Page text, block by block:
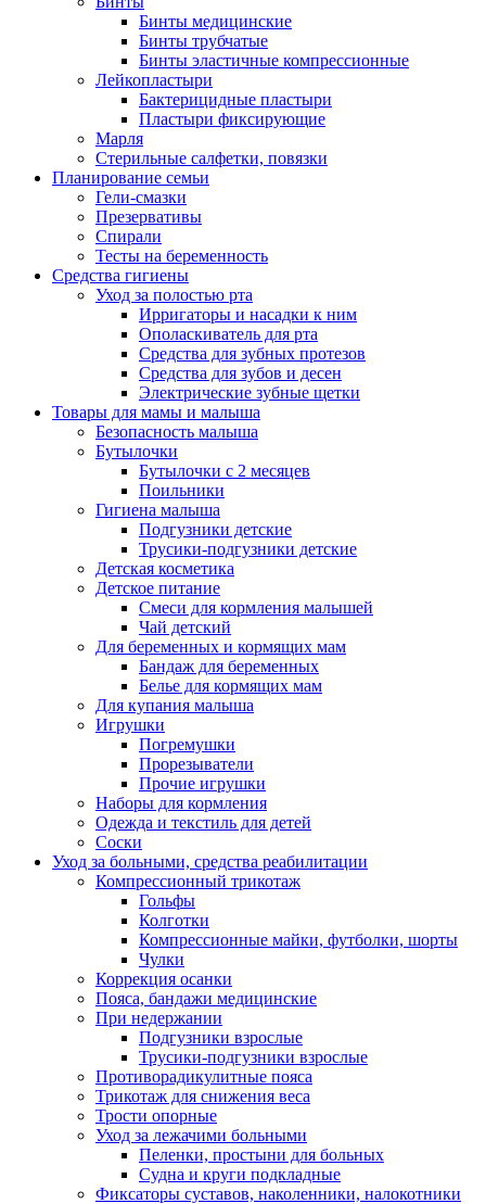
Бинты медицинские
Бинты трубчатые
Бинты эластичные компрессионные
Лейкопластыри
Бактерицидные пластыри
Пластыри фиксирующие
Марля
Стерильные салфетки, повязки
Планирование семьи
Гели-смазки
Презервативы
Спирали
Тесты на беременность
Средства гигиены
Уход за полостью рта
Ирригаторы и насадки к ним
Ополаскиватель для рта
Средства для зубных протезов
Средства для зубов и десен
Электрические зубные щетки
Товары для мамы и малыша
Безопасность малыша
Бутылочки
Бутылочки с 2 месяцев
Поильники
Гигиена малыша
Подгузники детские
Трусики-подгузники детские
Детская косметика
Детское питание
Смеси для кормления малышей
Чай детский
Для беременных и кормящих мам
Бандаж для беременных
Белье для кормящих мам
Для купания малыша
Игрушки
Погремушки
Прорезыватели
Прочие игрушки
Наборы для кормления
Одежда и текстиль для детей
Соски
Уход за больными, средства реабилитации
Компрессионный трикотаж
Гольфы
Колготки
Компрессионные майки, футболки, шорты
Чулки
Коррекция осанки
Пояса, бандажи медицинские
При недержании
Подгузники взрослые
Трусики-подгузники взрослые
Противорадикулитные пояса
Трикотаж для снижения веса
Трости опорные
Уход за лежачими больными
Пеленки, простыни для больных
Судна и круги подкладные
Фиксаторы суставов, наколенники, налокотники